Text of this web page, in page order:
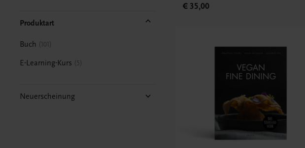
Produktart
Buch 101
E-Learning-Kurs 5
Neuerscheinung
€ 35,00